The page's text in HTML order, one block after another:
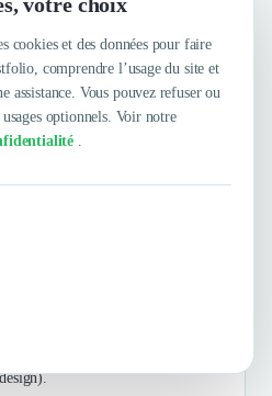
cookies et des données pour faire
comprendre l’usage du site et
assistance. Vous pouvez refuser ou
optionnels. Voir notre
.
à la découverte des talents